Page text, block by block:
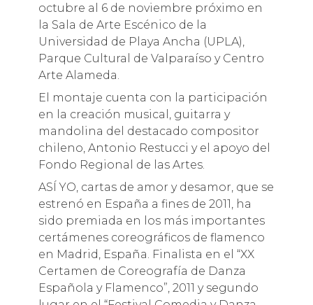
octubre al 6 de noviembre próximo en
la Sala de Arte Escénico de la
Universidad de Playa Ancha (UPLA),
Parque Cultural de Valparaíso y Centro
Arte Alameda.
El montaje cuenta con la participación
en la creación musical, guitarra y
mandolina del destacado compositor
chileno, Antonio Restucci y el apoyo del
Fondo Regional de las Artes.
ASÍ YO, cartas de amor y desamor, que se
estrenó en España a fines de 2011, ha
sido premiada en los más importantes
certámenes coreográficos de flamenco
en Madrid, España. Finalista en el “XX
Certamen de Coreografía de Danza
Española y Flamenco”, 2011 y segundo